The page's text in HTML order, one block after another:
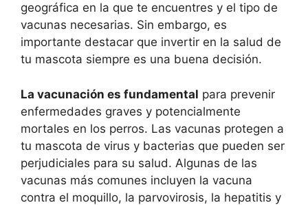
geográfica en la que te encuentres y el tipo de
vacunas necesarias. Sin embargo, es
importante destacar que invertir en la salud de
tu mascota siempre es una buena decisión.
La vacunación es fundamental para prevenir
enfermedades graves y potencialmente
mortales en los perros. Las vacunas protegen a
tu mascota de virus y bacterias que pueden ser
perjudiciales para su salud. Algunas de las
vacunas más comunes incluyen la vacuna
contra el moquillo, la parvovirosis, la hepatitis y